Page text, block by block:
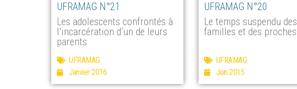
UFRAMAG N°21
Les adolescents confrontés à
l’incarcération d’un de leurs
parents
UFRAMAG
Janvier 2016
UFRAMAG N°20
Le temps suspendu des
familles et des proches
UFRAMAG
Juin 2015